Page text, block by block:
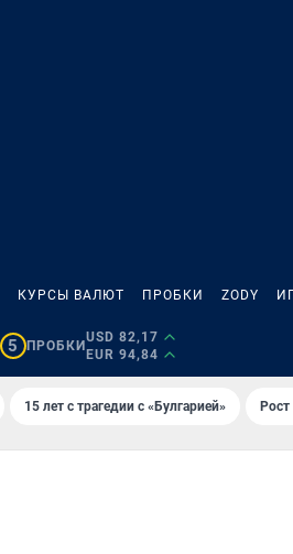
КУРСЫ ВАЛЮТ ПРОБКИ ZODY
5 ПРОБКИ
USD 82,17
EUR 94,84
15 лет с трагедии с «Булгарией»